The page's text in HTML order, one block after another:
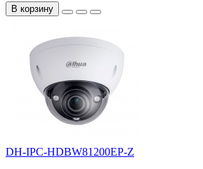
В корзину
DH-IPC-HDBW81200EP-Z